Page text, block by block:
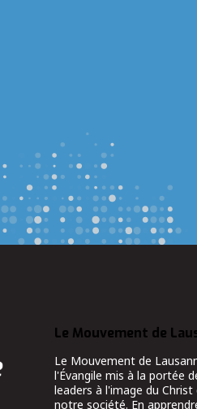
Le Mouvement de
Le Mouvement de
l'Évangile mis à la portée
leaders à l'image du
notre société. En